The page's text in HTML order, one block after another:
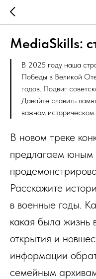
МediaSkills:
В 2025 году наша
Победы в Великой
годов. Подвиг
Давайте славить
важном историческом
В новом треке
предлагаем
Расскажите
в военные годы.
какая была жизнь
открытия и
информации
семейным